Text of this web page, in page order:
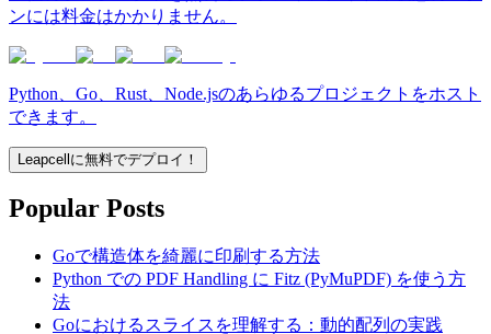
ンには料金はかかりません。
Python、Go、Rust、Node.jsのあらゆるプロジェクトをホスト
できます。
Leapcellに無料でデプロイ！
Popular Posts
Goで構造体を綺麗に印刷する方法
Python での PDF Handling に Fitz (PyMuPDF) を使う方
法
Goにおけるスライスを理解する：動的配列の実践